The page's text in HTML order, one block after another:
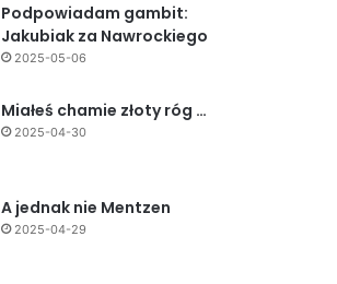
Podpowiadam gambit:
Jakubiak za Nawrockiego
2025-05-06
Miałeś chamie złoty róg …
2025-04-30
A jednak nie Mentzen
2025-04-29